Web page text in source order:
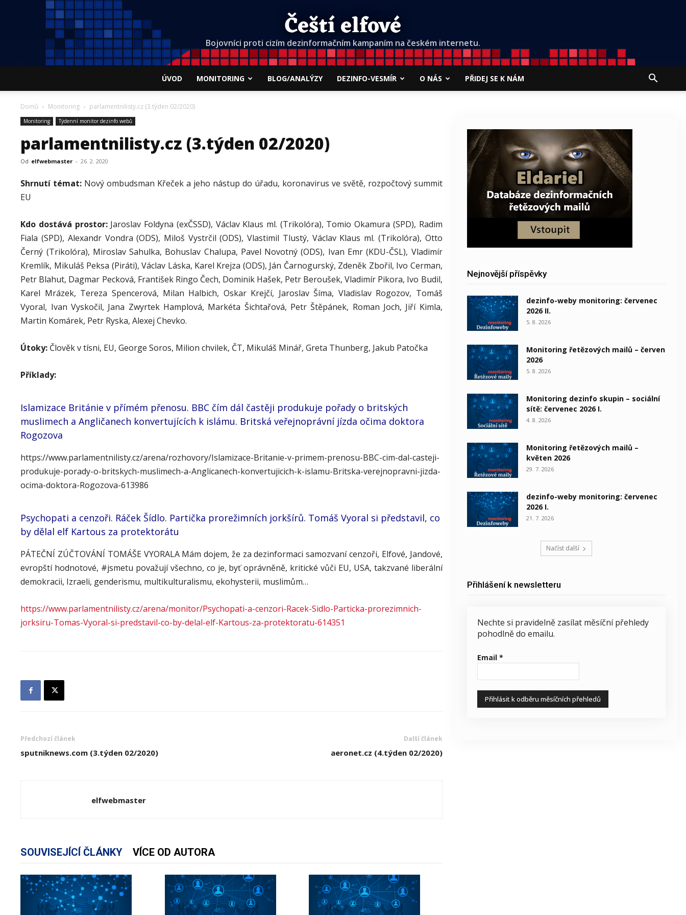
Čeští elfové
Bojovníci proti cizím dezinformačním kampaním na českém internetu.
ÚVOD MONITORING BLOG/ANALÝZY DEZINFO-VESMÍR O NÁS PŘIDEJ SE K NÁM
Domů Monitoring parlamentnilisty.cz (3.týden 02/2020)
Monitoring Týdenní monitor dezinfo webů
parlamentnilisty.cz (3.týden 02/2020)
Od elfwebmaster - 26. 2. 2020
Shrnutí témat: Nový ombudsman Křeček a jeho nástup do úřadu, koronavirus ve světě, rozpočtový summit
EU
Kdo dostává prostor:Jaroslav Foldyna (exČSSD), Václav Klaus ml. (Trikolóra), Tomio Okamura (SPD), Radim
Fiala (SPD), Alexandr Vondra (ODS), Miloš Vystrčil (ODS), Vlastimil Tlustý, Václav Klaus ml. (Trikolóra), Otto
Černý (Trikolóra), Miroslav Sahulka, Bohuslav Chalupa, Pavel Novotný (ODS), Ivan Emr (KDU-ČSL), Vladimír
Kremlík, Mikuláš Peksa (Piráti), Václav Láska, Karel Krejza (ODS), Ján Čarnogurský, Zdeněk Zbořil, Ivo Cerman,
Petr Blahut, Dagmar Pecková, František Ringo Čech, Dominik Hašek, Petr Beroušek, Vladimír Pikora, Ivo Budil,
Karel Mrázek, Tereza Spencerová, Milan Halbich, Oskar Krejčí, Jaroslav Šíma, Vladislav Rogozov, Tomáš
Vyoral, Ivan Vyskočil, Jana Zwyrtek Hamplová, Markéta Šichtařová, Petr Štěpánek, Roman Joch, Jiří Kimla,
Martin Komárek, Petr Ryska, Alexej Chevko.
Útoky: Člověk v tísni, EU, George Soros, Milion chvilek, ČT, Mikuláš Minář, Greta Thunberg, Jakub Patočka
Příklady:
Islamizace Británie v přímém přenosu. BBC čím dál častěji produkuje pořady o britských
muslimech a Angličanech konvertujících k islámu. Britská veřejnoprávní jízda očima doktora
Rogozova
https://www.parlamentnilisty.cz/arena/rozhovory/Islamizace-Britanie-v-primem-prenosu-BBC-cim-dal-casteji-
produkuje-porady-o-britskych-muslimech-a-Anglicanech-konvertujicich-k-islamu-Britska-verejnopravni-jizda-
ocima-doktora-Rogozova-613986
Psychopati a cenzoři. Ráček Šídlo. Partička prorežimních jorkšírů. Tomáš Vyoral si představil, co
by dělal elf Kartous za protektorátu
PÁTEČNÍ ZÚČTOVÁNÍ TOMÁŠE VYORALA Mám dojem, že za dezinformaci samozvaní cenzoři, Elfové, Jandové,
evropští hodnotové, #jsmetu považují všechno, co je, byť oprávněně, kritické vůči EU, USA, takzvané liberální
demokracii, Izraeli, genderismu, multikulturalismu, ekohysterii, muslimům…
https://www.parlamentnilisty.cz/arena/monitor/Psychopati-a-cenzori-Racek-Sidlo-Particka-prorezimnich-
jorksiru-Tomas-Vyoral-si-predstavil-co-by-delal-elf-Kartous-za-protektoratu-614351
Předchozí článek
sputniknews.com (3.týden 02/2020)
Další článek
aeronet.cz (4.týden 02/2020)
elfwebmaster
SOUVISEJÍCÍ ČLÁNKY VÍCE OD AUTORA
Nejnovější příspěvky
dezinfo-weby monitoring: červenec
2026 II.
5. 8. 2026
Monitoring řetězových mailů – červen
2026
5. 8. 2026
Monitoring dezinfo skupin – sociální
sítě: červenec 2026 I.
4. 8. 2026
Monitoring řetězových mailů –
květen 2026
29. 7. 2026
dezinfo-weby monitoring: červenec
2026 I.
21. 7. 2026
Načíst další
Přihlášení k newsletteru
Nechte si pravidelně zasílat měsíční přehledy
pohodlně do emailu.
Email *